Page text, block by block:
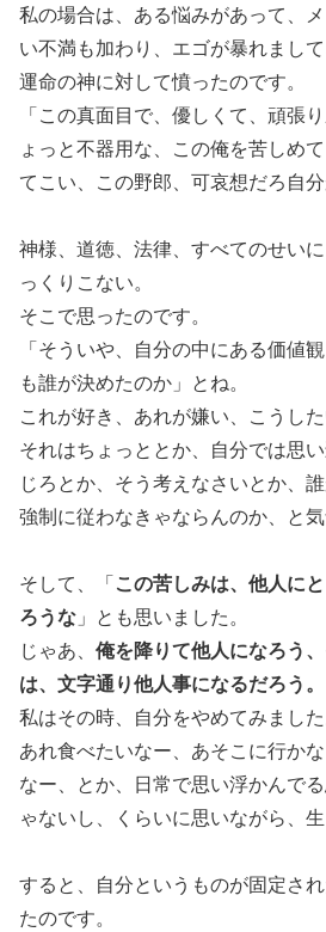
私の場合は、ある悩みがあって、
い不満も加わり、エゴが暴れまし
運命の神に対して憤ったのです。
「この真面目で、優しくて、頑張
ょっと不器用な、この俺を苦しめ
てこい、この野郎、可哀想だろ自分
神様、道徳、法律、すべてのせい
っくりこない。
そこで思ったのです。
「そういや、自分の中にある価値
も誰が決めたのか」とね。
これが好き、あれが嫌い、こうし
それはちょっととか、自分では思
じろとか、そう考えなさいとか、
強制に従わなきゃならんのか、と気
そして、「この苦しみは、他人に
ろうな 」とも思いました。
じゃあ、 俺を降りて他人になろう
は、文字通り他人事になるだろう。
私はその時、自分をやめてみました
あれ食べたいなー、あそこに行か
なー、とか、日常で思い浮かんで
ゃないし、くらいに思いながら、生
すると、自分というものが固定さ
たのです。